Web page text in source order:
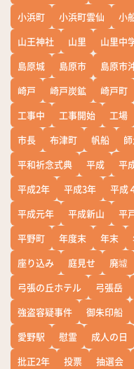
小浜町 小浜町雲仙 小
山王神社
山里 山里中
島原城
島原市 島原市
崎戸
崎戸炭鉱 崎戸町
工事中
工事開始 工場
市長
布津町 帆船
平和祈念式典
平成 平
平成2年
平成3年 平成
平成元年
平成新山 平
平野町
年度末 年末
座り込み
庭見せ 廃墟
弓張の丘ホテル
弓張岳
強盗容疑事件
御朱印船
愛野駅
慰霊 成人の日
批正2年
投票 抽選会